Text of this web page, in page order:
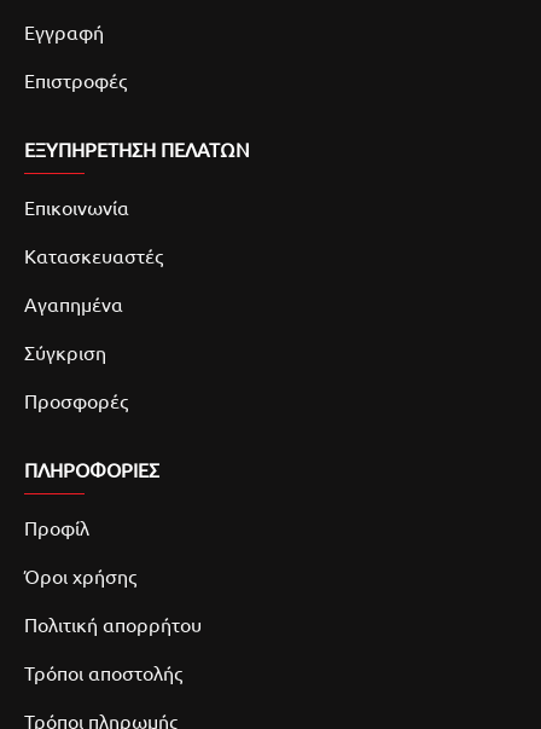
Εγγραφή
Επιστροφές
ΕΞΥΠΗΡΕΤΗΣΗ ΠΕΛΑΤΩΝ
Επικοινωνία
Κατασκευαστές
Αγαπημένα
Σύγκριση
Προσφορές
ΠΛΗΡΟΦΟΡΙΕΣ
Προφίλ
Όροι χρήσης
Πολιτική απορρήτου
Τρόποι αποστολής
Τρόποι πληρωμής